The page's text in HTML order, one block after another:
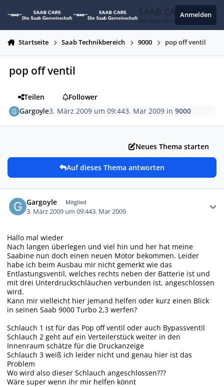
SAAB CARS
Die Saab Gemeinschaft
Anmelden
Startseite Saab Technikbereich 9000 pop off ventil
pop off ventil
Teilen
Follower
Gargoyle3. März 2009 um 09:443. Mar 2009 in9000
Neues Thema starten
Auf dieses Thema antworten
Gargoyle Mitglied
3. März 2009 um 09:443. Mar 2009
Hallo mal wieder
Nach langen überlegen und viel hin und her hat meine
Saabine nun doch einen neuen Motor bekommen. Leider
habe ich beim Ausbau mir nicht gemerkt wie das
Entlastungsventil, welches rechts neben der Batterie ist und
mit drei Unterdruckschläuchen verbunden ist, angeschlossen
wird.
Kann mir vielleicht hier jemand helfen oder kurz einen Blick
in seinen Saab 9000 Turbo 2,3 werfen?
Schlauch 1 ist für das Pop off ventil oder auch Bypassventil
Schlauch 2 geht auf ein Verteilerstück weiter in den
Innenraum schätze für die Druckanzeige
Schlauch 3 weiß ich leider nicht und genau hier ist das
Problem
Wo wird also dieser Schlauch angeschlossen???
Wäre super wenn ihr mir helfen könnt